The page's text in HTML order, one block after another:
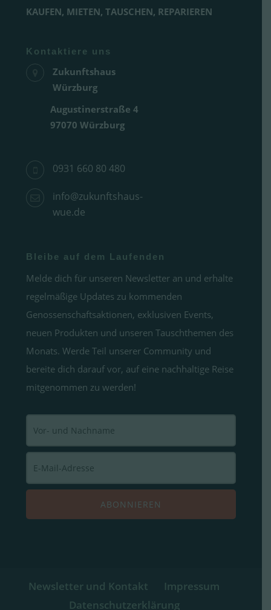
KAUFEN, MIETEN, TAUSCHEN, REPARIEREN
Kontaktiere uns
Zukunftshaus
Würzburg
Augustinerstraße 4
97070 Würzburg
0931 660 80 480
info@zukunftshaus-
wue.de
Bleibe auf dem Laufenden
Melde dich für unseren Newsletter an und erhalte
regelmäßige Updates zu kommenden
Genossenschaftsaktionen, exklusiven Events,
neuen Produkten und unseren Tauschthemen des
Monats. Werde Teil unserer Community und
bereite dich darauf vor, auf eine nachhaltige Reise
mitgenommen zu werden!
Newsletter und Kontakt
Impressum
Datenschutzerklärung